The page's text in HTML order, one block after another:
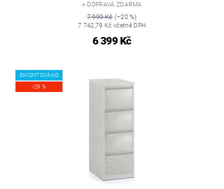
+ DOPRAVA ZDARMA
7 999 Kč(–20 %)
7 742,79 Kč včetně DPH
6 399 Kč
SMONTOVÁNO
-29 %